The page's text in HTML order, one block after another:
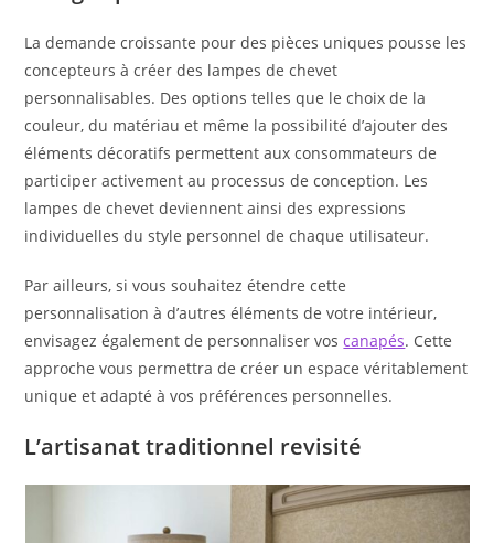
La demande croissante pour des pièces uniques pousse les
concepteurs à créer des lampes de chevet
personnalisables. Des options telles que le choix de la
couleur, du matériau et même la possibilité d’ajouter des
éléments décoratifs permettent aux consommateurs de
participer activement au processus de conception. Les
lampes de chevet deviennent ainsi des expressions
individuelles du style personnel de chaque utilisateur.
Par ailleurs, si vous souhaitez étendre cette
personnalisation à d’autres éléments de votre intérieur,
envisagez également de personnaliser voscanapés. Cette
approche vous permettra de créer un espace véritablement
unique et adapté à vos préférences personnelles.
L’artisanat traditionnel revisité